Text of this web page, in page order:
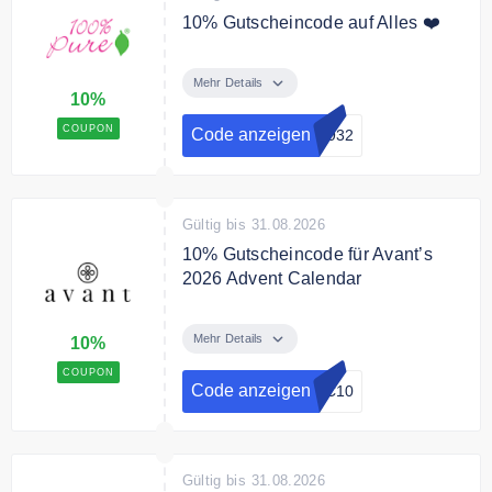
10%
COUPON
10% Gutscheincode auf Alles ❤️
100% Pure ist da!
Bedingungen
Mindestbestellwert 40 €
Mehr Details
Code anzeigen w932
10%
COUPON
Gültig bis 31.08.2026
10% Gutscheincode für Avant’s
2026 Advent Calendar
für Avant’s 2026 Advent Calendar
Mehr Details
Code anzeigen LC10
Gültig bis 31.08.2026